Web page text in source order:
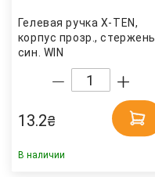
Гелевая ручка X-TEN,
корпус прозр., стержень
син. WIN
13.2₴
В наличии